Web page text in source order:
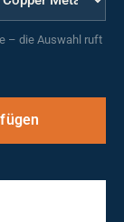
– die Auswahl ruft